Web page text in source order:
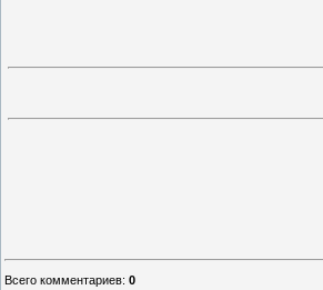
Всего комментариев: 0